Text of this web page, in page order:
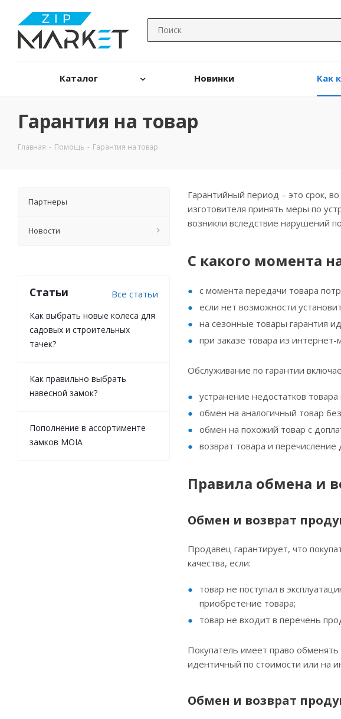
Каталог Новинки Как
Гарантия на товар
Главная - Помощь - Гарантия на товар
Гарантийный период – это срок,
изготовителя принять меры по
возникли вследствие нарушений
С какого момента
с момента передачи товара
если нет возможности
на сезонные товары гарантия
при заказе товара из интернет-
Обслуживание по гарантии
устранение недостатков
обмен на аналогичный товар
обмен на похожий товар с
возврат товара и
Правила обмена и
Обмен и возврат
Продавец гарантирует, что
качества, если:
товар не поступал в
приобретение товара;
товар не входит в перечень
Покупатель имеет право
идентичный по стоимости или на
Обмен и возврат
Партнеры
Новости
Статьи Все статьи
Как выбрать новые колеса для
садовых и строительных
тачек?
Как правильно выбрать
навесной замок?
Пополнение в ассортименте
замков MOIA